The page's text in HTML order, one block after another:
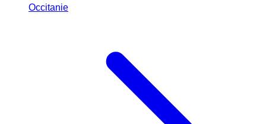
Occitanie